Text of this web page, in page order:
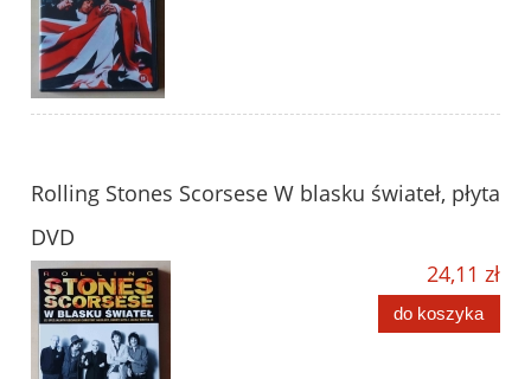
Rolling Stones Scorsese W blasku świateł, płyta
DVD
24,11 zł
do koszyka